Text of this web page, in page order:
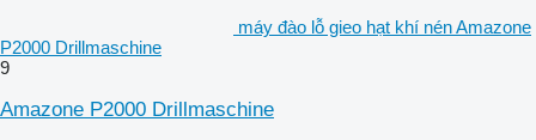
máy đào lỗ gieo hạt khí nén Amazone
P2000 Drillmaschine
9
Amazone P2000 Drillmaschine